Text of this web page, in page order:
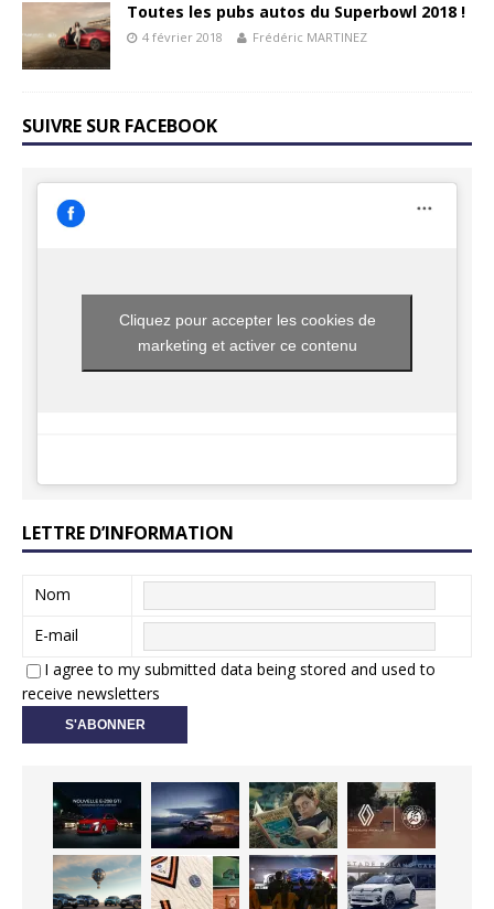
Toutes les pubs autos du Superbowl 2018 !
4 février 2018 Frédéric MARTINEZ
SUIVRE SUR FACEBOOK
Cliquez pour accepter les cookies de
marketing et activer ce contenu
LETTRE D’INFORMATION
Nom
E-mail
I agree to my submitted data being stored and used to
receive newsletters